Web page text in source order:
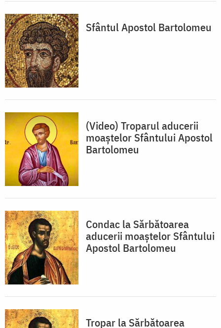
Sfântul Apostol Bartolomeu
(Video) Troparul aducerii
moaștelor Sfântului Apostol
Bartolomeu
Condac la Sărbătoarea
aducerii moaştelor Sfântului
Apostol Bartolomeu
Tropar la Sărbătoarea